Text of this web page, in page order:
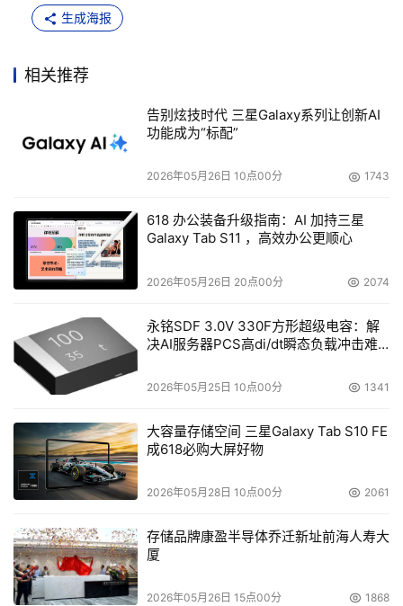
修原厂备件，同时可充分利用其成千上万工时的现场经验提
高其现场服务工程师的专业水平。
而未经授权的第三方服务商其多余的备件数量很有限（而且
可能是从"黑市"购买的）。另一方面由于他们本身安装量就
非常少，他们通常会发现自己经常碰到以前从未碰到过的问
题。他们对于数据中心的了解也仅限于如何修复单个组件。
一环就是将定期的预防性维护提上日程。对此可提供最高服
务水平的最强有力团队就是全球的生产厂商以及授权第三方
技术人员。
欲了解更多APC相关内容，请登录 www.apc.com/cn
，请
输入编码：46509f
点击下面连接，准确填写相关信息，有机会赢取PNY 4G 超
https://www.apcc.com/tools/registration/promo/Regist
erCustomer.cfc?
ISOcountrycode=cn&method=getPromo&keycode=46
509f
本文来源于DOIT传媒，文章内容仅供参考，不构成投资建议。
生成海报
相关推荐
告别炫技时代 三星Galaxy系列让创新AI
功能成为“标配”
2026年05月26日 10点00分 1743
618 办公装备升级指南：AI 加持三星
Galaxy Tab S11 ，高效办公更顺心
2026年05月26日 20点00分 2074
永铭SDF 3.0V 330F方形超级电容：解
决AI服务器PCS高di/dt瞬态负载冲击难
2026年05月25日 10点00分 1341
大容量存储空间 三星Galaxy Tab S10 FE
成618必购大屏好物
2026年05月28日 10点00分 2061
存储品牌康盈半导体乔迁新址前海人寿大
厦
2026年05月26日 15点00分 1868